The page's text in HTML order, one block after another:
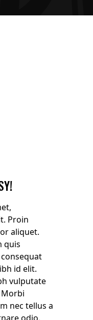
Proin
aliquet.
quis
id elit.
vulputate
nec tellus a